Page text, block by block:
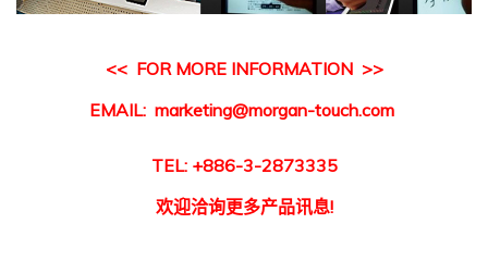
<< FOR MORE INFORMATION >>
EMAIL: marketing@morgan-touch.com
TEL: +886-3-2873335
欢迎洽询更多产品讯息!